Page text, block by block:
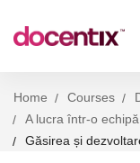
Home Courses
A lucra într-o echipă
Găsirea și